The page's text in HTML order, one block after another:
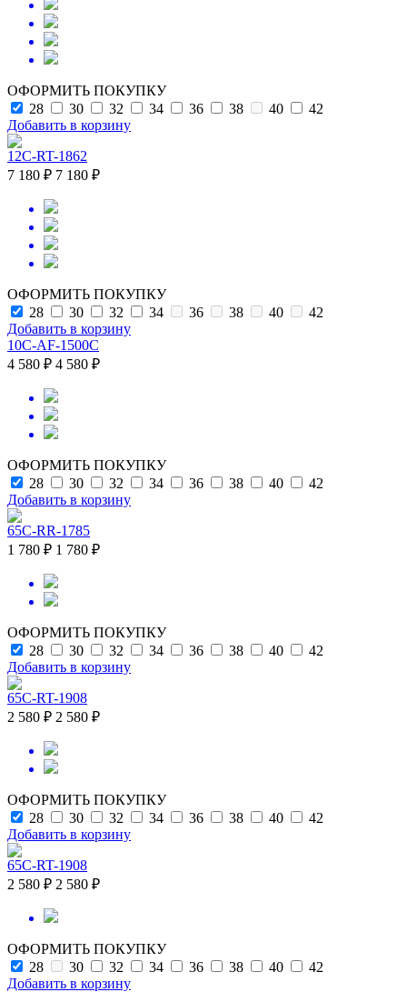
ОФОРМИТЬ ПОКУПКУ
28
30 32 34 36 38 40
42
Добавить в корзину
12C-RT-1862
7 180 ₽ 7 180 ₽
ОФОРМИТЬ ПОКУПКУ
28
30 32 34 36 38 40
42
Добавить в корзину
10C-AF-1500C
4 580 ₽ 4 580 ₽
ОФОРМИТЬ ПОКУПКУ
28
30 32 34 36 38 40
42
Добавить в корзину
65C-RR-1785
1 780 ₽ 1 780 ₽
ОФОРМИТЬ ПОКУПКУ
28
30 32 34 36 38 40
42
Добавить в корзину
65C-RT-1908
2 580 ₽ 2 580 ₽
ОФОРМИТЬ ПОКУПКУ
28
30 32 34 36 38 40
42
Добавить в корзину
65C-RT-1908
2 580 ₽ 2 580 ₽
ОФОРМИТЬ ПОКУПКУ
28
30 32 34 36 38 40
42
Добавить в корзину